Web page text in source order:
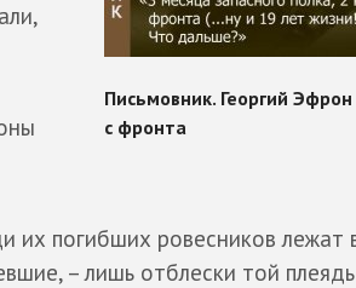
их погибших ровесников лежат
– лишь отблески той